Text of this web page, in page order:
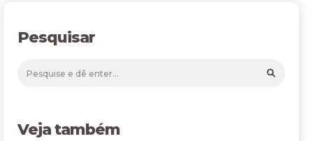
Pesquisar
Veja também